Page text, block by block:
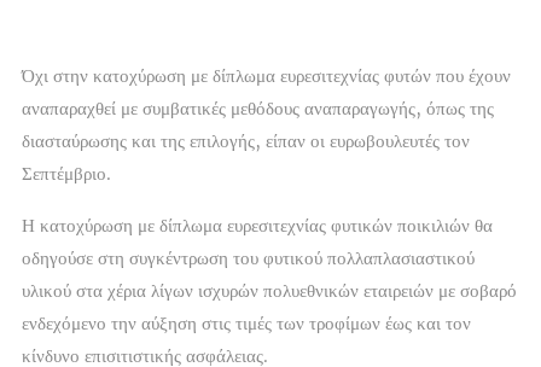
Όχι στην κατοχύρωση με δίπλωμα ευρεσιτεχνίας φυτών που έχουν
αναπαραχθεί με συμβατικές μεθόδους αναπαραγωγής, όπως της
διασταύρωσης και της επιλογής, είπαν οι ευρωβουλευτές τον
Σεπτέμβριο.
Η κατοχύρωση με δίπλωμα ευρεσιτεχνίας φυτικών ποικιλιών θα
οδηγούσε στη συγκέντρωση του φυτικού πολλαπλασιαστικού
υλικού στα χέρια λίγων ισχυρών πολυεθνικών εταιρειών με σοβαρό
ενδεχόμενο την αύξηση στις τιμές των τροφίμων έως και τον
κίνδυνο επισιτιστικής ασφάλειας.